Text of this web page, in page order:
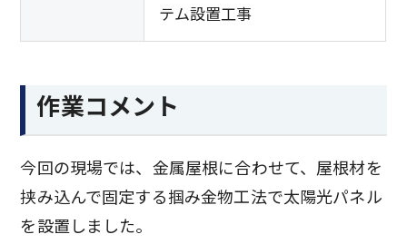
テム設置工事
作業コメント
今回の現場では、金属屋根に合わせて、屋根材を
挟み込んで固定する掴み金物工法で太陽光パネル
を設置しました。